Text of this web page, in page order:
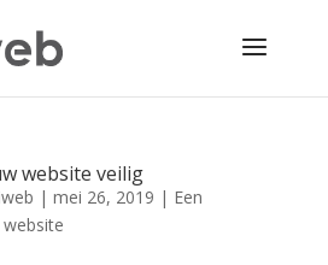
website veilig
| mei 26, 2019 | Een